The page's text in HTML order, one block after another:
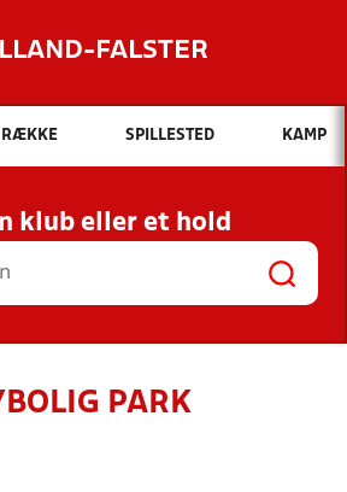
FALSTER
Hvad vil du søge efter?
INDHOLD OG NYHEDER
RESULTATER, KLUBBER OG
HOLD
RÆKKE SPILLESTED KAMP
klub eller et hold
PARK